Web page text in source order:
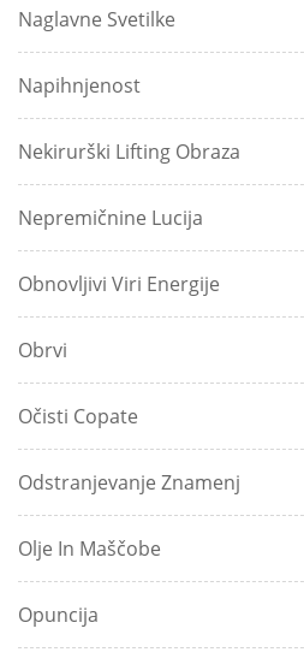
Naglavne Svetilke
Napihnjenost
Nekirurški Lifting Obraza
Nepremičnine Lucija
Obnovljivi Viri Energije
Obrvi
Očisti Copate
Odstranjevanje Znamenj
Olje In Maščobe
Opuncija